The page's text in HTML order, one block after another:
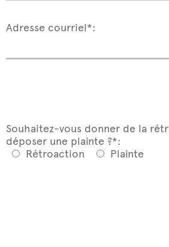
Adresse courriel*:
Souhaitez-vous donner de la
déposer une plainte ?*:
Rétroaction
Plainte